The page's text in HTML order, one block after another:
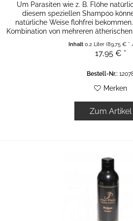
Um Parasiten wie z. B. Flöhe
diesem speziellen Shampoo
natürliche Weise flohfrei
Kombination von mehreren
Inhalt 0.2 Liter (89,75 € *
17,95 € *
Bestell-Nr.:
Merken
Zum Artikel